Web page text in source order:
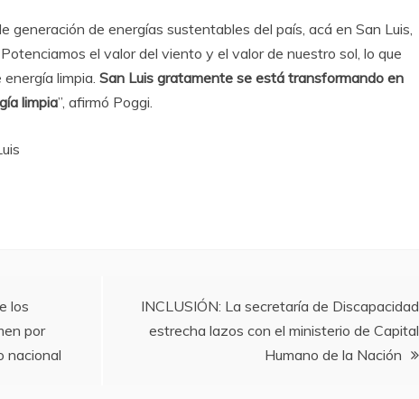
generación de energías sustentables del país, acá en San Luis,
el valor del viento y el valor de nuestro sol, lo que
limpia. San Luis gratamente se está transformando en
limpia”, afirmó Poggi.
los
por
nacional
INCLUSIÓN: La secretaría de Discapacidad
estrecha lazos con el ministerio de Capital
Humano de la Nación